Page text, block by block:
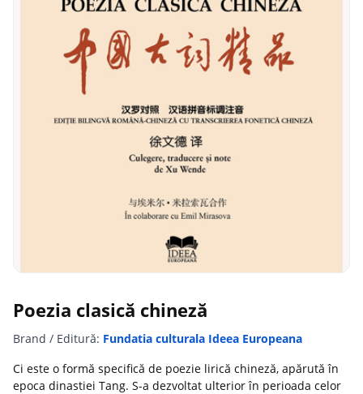
Poezia clasică chineză
Brand / Editură: Fundatia culturala Ideea Europeana
Ci este o formă specifică de poezie lirică chineză, apărută în
epoca dinastiei Tang. S-a dezvoltat ulterior în perioada celor